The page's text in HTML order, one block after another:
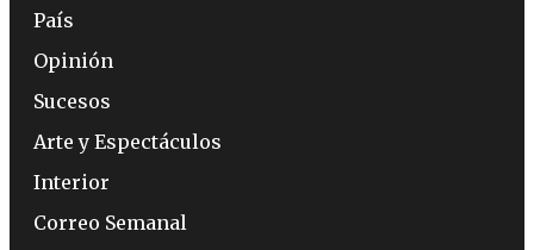
País
Opinión
Sucesos
Arte y Espectáculos
Interior
Correo Semanal